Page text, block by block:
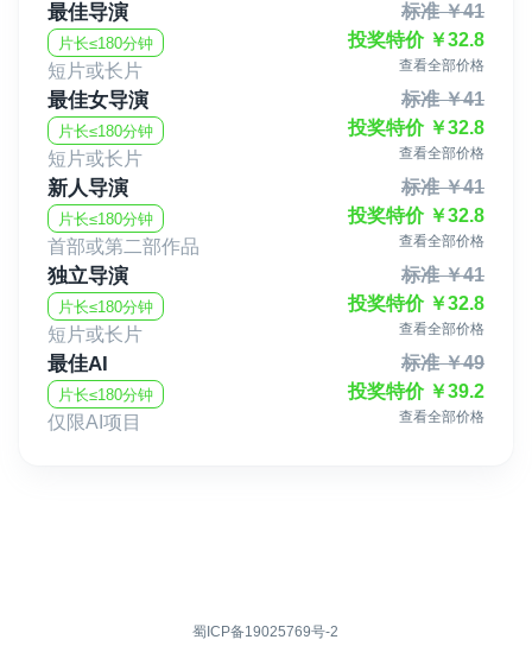
最佳导演
片长≤180分钟
短片或长片
标准￥41
投奖特价￥32.8
查看全部价格
最佳女导演
片长≤180分钟
短片或长片
标准￥41
投奖特价￥32.8
查看全部价格
新人导演
片长≤180分钟
首部或第二部作品
标准￥41
投奖特价￥32.8
查看全部价格
独立导演
片长≤180分钟
短片或长片
标准￥41
投奖特价￥32.8
查看全部价格
最佳AI
片长≤180分钟
仅限AI项目
标准￥49
投奖特价￥39.2
查看全部价格
蜀ICP备19025769号-2